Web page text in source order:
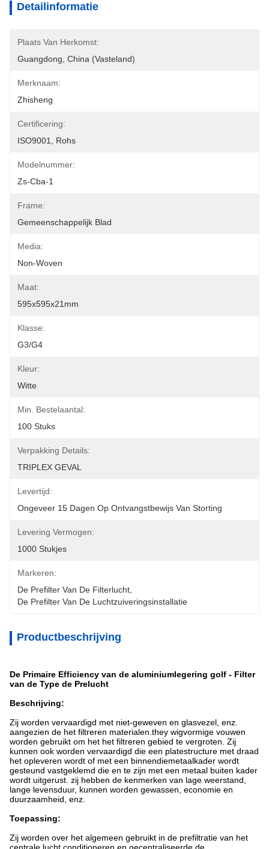
Detailinformatie
Plaats Van Herkomst:
Guangdong, China (vasteland)
Merknaam:
Zhisheng
Certificering:
ISO9001, Rohs
Modelnummer:
Zs-Cba-1
Frame:
Gemeenschappelijk Blad
Media:
Non-Woven
Maat:
595x595x21mm
Klasse:
G3/G4
Kleur:
Witte
Min. Bestelaantal:
100 Stuks
Verpakking Details:
TRIPLEX GEVAL
Levertijd:
Ongeveer 15 Dagen Op Ontvangstbewijs Van Storting
Levering Vermogen:
1000 Stukjes
Markeren:
De Prefilter Van De Filterlucht
De Prefilter Van De Luchtzuiveringsinstallatie
Productbeschrijving
De Primaire Efficiency van de aluminiumlegering golf - Filter
van de Type de Prelucht
Beschrijving:
Zij worden vervaardigd met niet-geweven en glasvezel, enz.
aangezien de het filtreren materialen.they wigvormige vouwen
worden gebruikt om het het filtreren gebied te vergroten. Zij
kunnen ook worden vervaardigd die een platestructure met draad
het opleveren wordt of met een binnendiemetaalkader wordt
gesteund vastgeklemd die en te zijn met een metaal buiten kader
wordt uitgerust. zij hebben de kenmerken van lage weerstand,
lange levensduur, kunnen worden gewassen, economie en
duurzaamheid, enz.
Toepassing:
Zij worden over het algemeen gebruikt in de prefiltratie van het